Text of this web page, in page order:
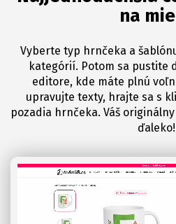
na
Vyberte typ hrnčeka a
kategórií. Potom sa pustite
editore, kde máte plnú
upravujte texty, hrajte sa s
pozadia hrnčeka. Váš
ďaleko!